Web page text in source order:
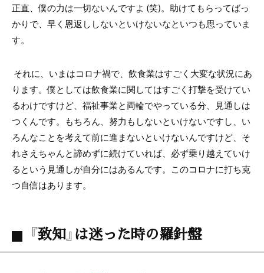
正直、僕の力は一切ないんですよ (笑)。助けてもらってばっ
かりで、早く恩返ししないといけないなといつも思っていま
す。
それに、いまはコロナ禍で、飲食業はすごく大変な状況にあ
ります。僕としては飲食業に関してはすごく打撃を受けてい
るわけですけど、福祉事業と両輪でやっている分、見通しは
つくんです。もちろん、努力もしないといけないですし、い
ろんなことを考えて前に進まないといけないんですけど、そ
れさえちゃんと諦めずに続けていれば、必ず乗り越えていけ
るという見通しが自分にはあるんです。このコロナに打ち克
つ自信はあります。
『致知』は迷った時の羅針盤